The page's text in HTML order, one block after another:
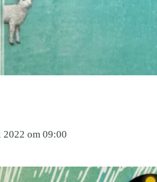
om 09:00